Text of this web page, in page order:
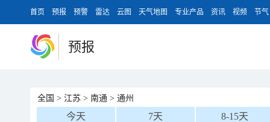
首页 预报 预警 雷达 云图 天气地图 专业产品 资讯 视频 节气
预报
全国 > 江苏 > 南通 > 通州
今天 7天 8-15天